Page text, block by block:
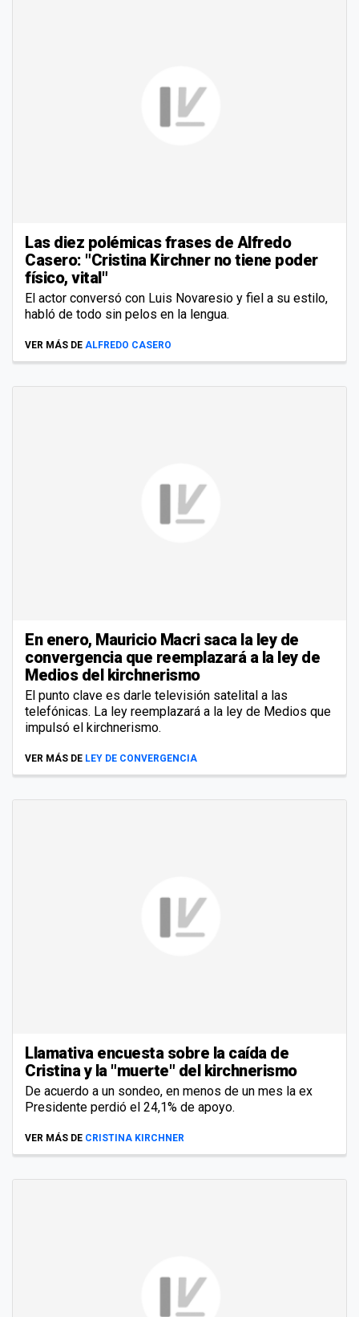
Las diez polémicas frases de Alfredo
Casero: "Cristina Kirchner no tiene poder
físico, vital"
El actor conversó con Luis Novaresio y fiel a su estilo,
habló de todo sin pelos en la lengua.
VER MÁS DE ALFREDO CASERO
En enero, Mauricio Macri saca la ley de
convergencia que reemplazará a la ley de
Medios del kirchnerismo
El punto clave es darle televisión satelital a las
telefónicas. La ley reemplazará a la ley de Medios que
impulsó el kirchnerismo.
VER MÁS DE LEY DE CONVERGENCIA
Llamativa encuesta sobre la caída de
Cristina y la "muerte" del kirchnerismo
De acuerdo a un sondeo, en menos de un mes la ex
Presidente perdió el 24,1% de apoyo.
VER MÁS DE CRISTINA KIRCHNER